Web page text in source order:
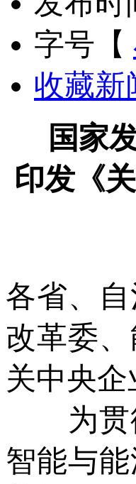
字号【
收藏新
国家
印发《
各省、
改革委
关中央
为贯彻
智能与